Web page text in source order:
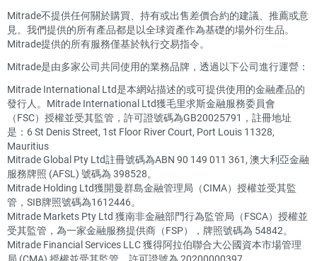
Mitrade不提供任何關於購買、持有或出售差價合約的建議、推薦或意
見。我們提供的所有產品都是以全球資產作為基礎的場外衍生品。
Mitrade提供的所有服務僅基於執行交易指令。
Mitrade是由多家公司共同使用的業務品牌，透過以下公司進行運營：
Mitrade International Ltd是本網站描述的或可提供使用的金融產品的
發行人。Mitrade International Ltd獲毛里求斯金融服務委員會
（FSC）授權並受其監管，許可證號碼為GB20025791，註冊地址
是：6 St Denis Street, 1st Floor River Court, Port Louis 11328,
Mauritius
Mitrade Global Pty Ltd註冊號碼為ABN 90 149 011 361, 澳大利亞金融
服務牌照 (AFSL) 號碼為 398528。
Mitrade Holding Ltd獲開曼群島金融管理局（CIMA）授權並受其監
管，SIB牌照號碼為1612446。
Mitrade Markets Pty Ltd 獲南非金融部門行為監管局（FSCA）授權並
受其監管，為一家金融服務提供商（FSP），牌照號碼為 54842。
Mitrade Financial Services LLC 獲得阿拉伯聯合大公國資本市場管理